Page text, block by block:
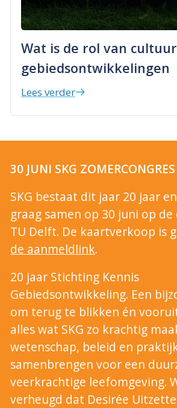
Wat is de rol van
gebiedsontwikkelingen
Lees verder
30 JUNI SKG ZOMERCONGRES
SKG bestaat dit jaar 20 jaar
graag samen op 30 juni op de
TU Delft. De kaartverkoop is
de aanmeldlink.
20 jaar Stichting Kennis
Gebiedsontwikkeling. Een
om terug te blikken én
alles wat SKG zo krachtig
wetenschap, beleid en
samenbrengen voor een
veerkrachtige leefomgeving.
verheugd dat Desirée